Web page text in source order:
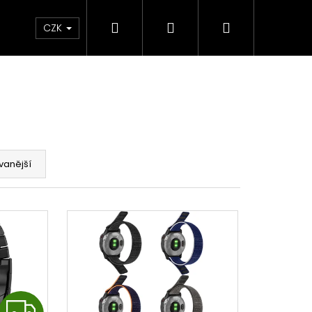
CZK Hledat PřihlášeníNákupní